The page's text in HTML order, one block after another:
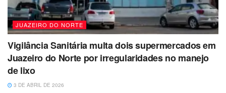
JUAZEIRO DO NORTE
Vigilância Sanitária multa dois supermercados em
Juazeiro do Norte por irregularidades no manejo
de lixo
3 DE ABRIL DE 2026